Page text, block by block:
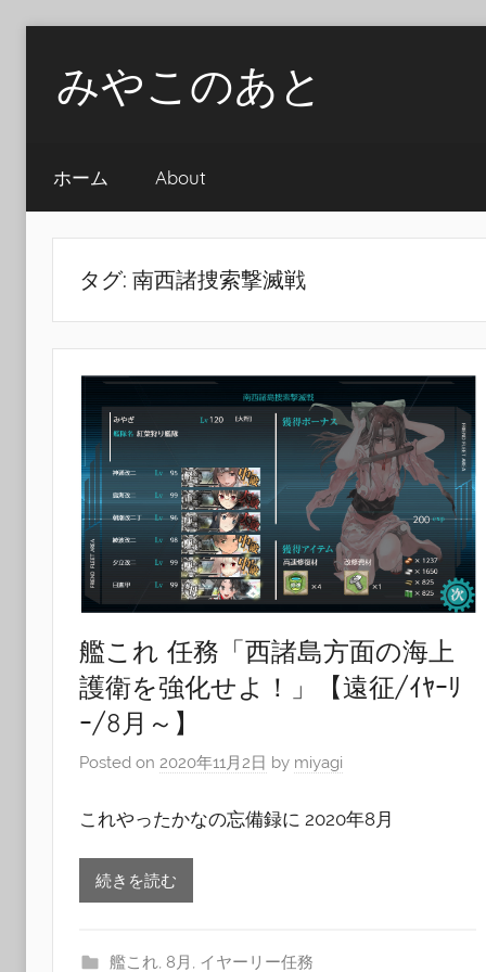
content
みやこのあと
ホーム About
タグ: 南西諸捜索撃滅戦
艦これ 任務「西諸島方面の海上
護衛を強化せよ！」【遠征/ｲﾔｰﾘ
ｰ/8月～】
Posted on 2020年11月2日 by miyagi
これやったかなの忘備録に 2020年8月
続きを読む
艦これ, 8月 , イヤーリー任務